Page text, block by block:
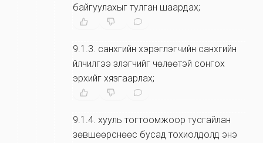
байгуулахыг тулган шаардах;
9.1.3. санхүүгийн хэрэглэгчийн санхүүгийн
үйлчилгээ үзүүлэгчийг чөлөөтэй сонгох
эрхийг хязгаарлах;
9.1.4. хууль тогтоомжоор тусгайлан
зөвшөөрснөөс бусад тохиолдолд энэ